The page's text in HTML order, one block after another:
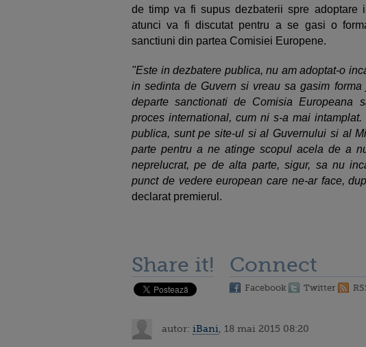
de timp va fi supus dezbaterii spre adoptare
atunci va fi discutat pentru a se gasi o
sanctiuni din partea Comisiei Europene.
"Este in dezbatere publica, nu am adoptat-o
in sedinta de Guvern si vreau sa gasim
departe sanctionati de Comisia Europeana
proces international, cum ni s-a mai
publica, sunt pe site-ul si al Guvernului si al
parte pentru a ne atinge scopul acela de a
neprelucrat, pe de alta parte, sigur, sa nu
punct de vedere european care ne-ar face,
declarat premierul.
Share it! Connect
Facebook Twitter
autor: iBani , 18 mai 2015 08:20